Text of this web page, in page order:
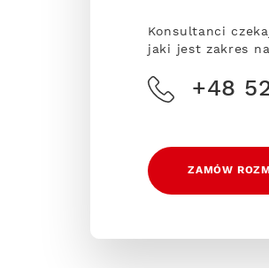
Konsultanci
jaki jest zakres
+48
ZAMÓW